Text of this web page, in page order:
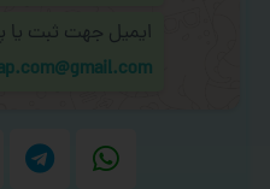
ایمیل جهت ثبت یا